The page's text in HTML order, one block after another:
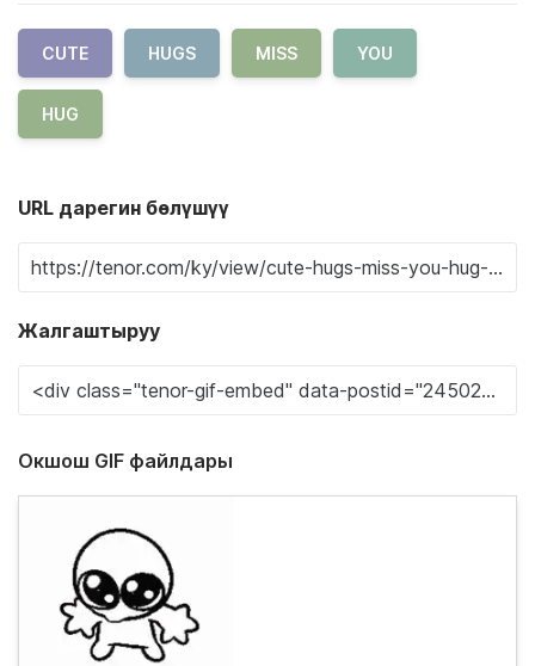
CUTE HUGS MISS YOU
HUG
URL дарегин бөлүшүү
Жалгаштыруу
Окшош GIF файлдары